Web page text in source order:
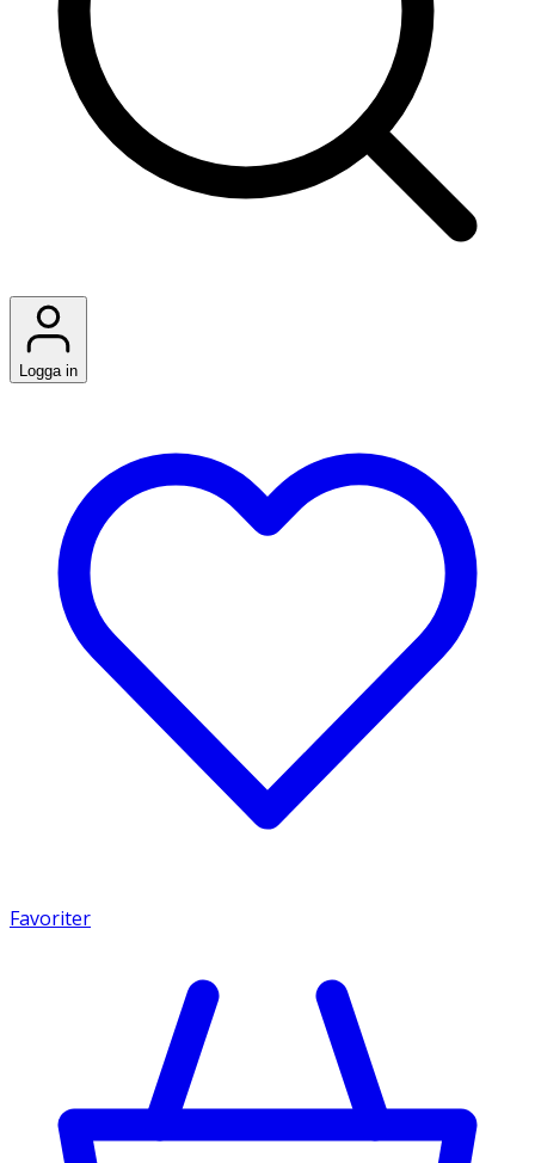
Logga in
Favoriter